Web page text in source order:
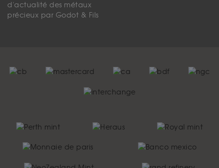
d'actualité des métaux
précieux par Godot & Fils